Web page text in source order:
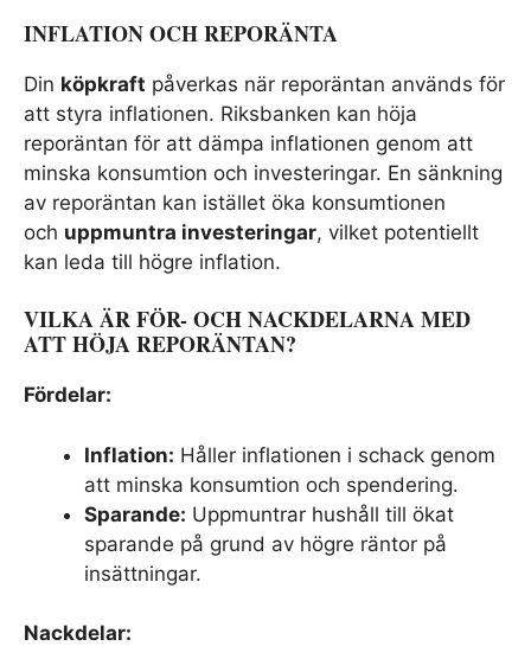
INFLATION OCH REPORÄNTA
Din köpkraft påverkas när reporäntan används för
att styra inflationen. Riksbanken kan höja
reporäntan för att dämpa inflationen genom att
minska konsumtion och investeringar. En sänkning
av reporäntan kan istället öka konsumtionen
och uppmuntra investeringar, vilket potentiellt
kan leda till högre inflation.
VILKA ÄR FÖR- OCH NACKDELARNA MED
ATT HÖJA REPORÄNTAN?
Fördelar:
Inflation: Håller inflationen i schack genom
att minska konsumtion och spendering.
Sparande: Uppmuntrar hushåll till ökat
sparande på grund av högre räntor på
insättningar.
Nackdelar: